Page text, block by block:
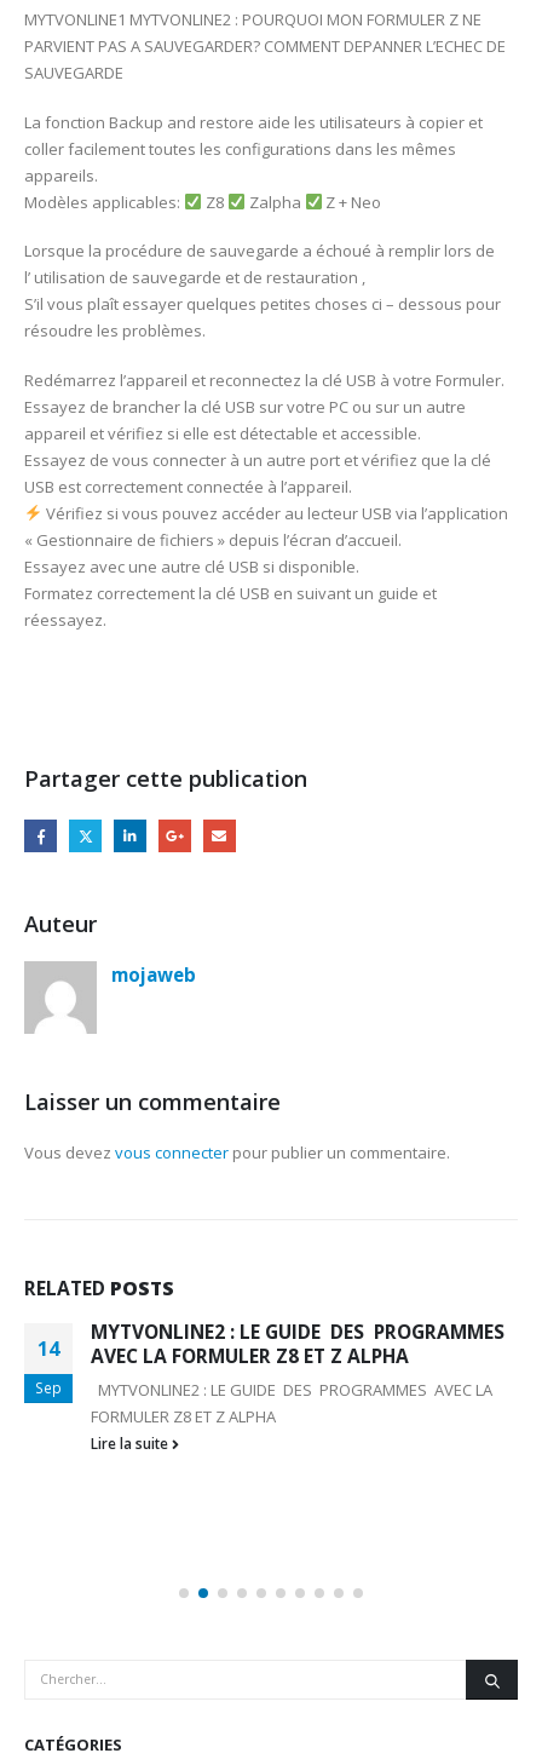
MYTVONLINE1 MYTVONLINE2 : POURQUOI MON FORMULER Z NE
PARVIENT PAS A SAUVEGARDER? COMMENT DEPANNER L’ECHEC DE
SAUVEGARDE
La fonction Backup and restore aide les utilisateurs à copier et
coller facilement toutes les configurations dans les mêmes
appareils.
Modèles applicables:
Z8 Zalpha Z + Neo
Lorsque la procédure de sauvegarde a échoué à remplir lors de
l’ utilisation de sauvegarde et de restauration ,
S’il vous plaît essayer quelques petites choses ci – dessous pour
résoudre les problèmes.
Redémarrez l’appareil et reconnectez la clé USB à votre Formuler.
Essayez de brancher la clé USB sur votre PC ou sur un autre
appareil et vérifiez si elle est détectable et accessible.
Essayez de vous connecter à un autre port et vérifiez que la clé
USB est correctement connectée à l’appareil.
Vérifiez si vous pouvez accéder au lecteur USB via l’application
« Gestionnaire de fichiers » depuis l’écran d’accueil.
Essayez avec une autre clé USB si disponible.
Formatez correctement la clé USB en suivant un guide et
réessayez.
Partager cette publication
Auteur
mojaweb
Laisser un commentaire
Vous devez vous connecter pour publier un commentaire.
RELATED POSTS
14
Sep
MYTVONLINE2 : LE GUIDE DES PROGRAMMES
AVEC LA FORMULER Z8 ET Z ALPHA
MYTVONLINE2 : LE GUIDE DES PROGRAMMES AVEC LA
FORMULER Z8 ET Z ALPHA
Lire la suite
CATÉGORIES